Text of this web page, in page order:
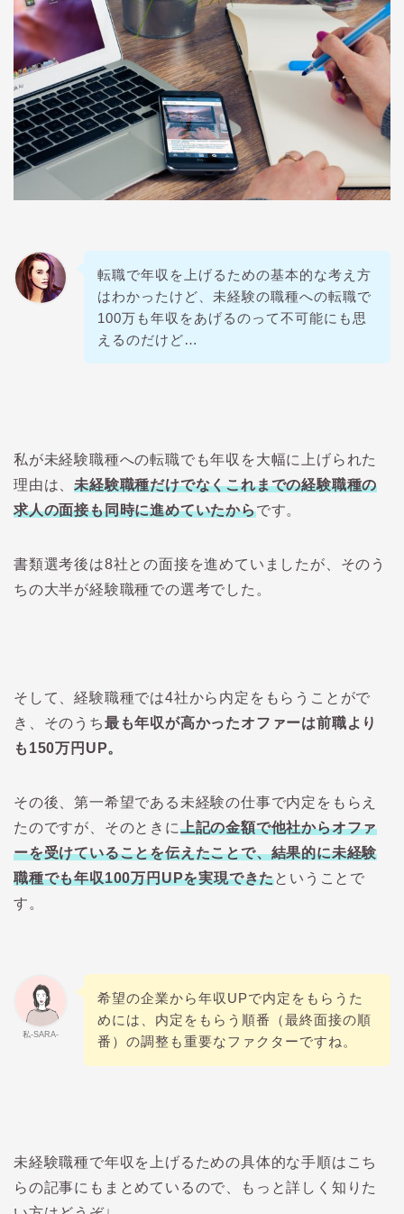
転職で年収を上げるための基本的な考え方
はわかったけど、未経験の職種への転職で
100万も年収をあげるのって不可能にも思
えるのだけど…
私が未経験職種への転職でも年収を大幅に上げられた
理由は、未経験職種だけでなくこれまでの経験職種の
求人の面接も同時に進めていたからです。
書類選考後は8社との面接を進めていましたが、そのう
ちの大半が経験職種での選考でした。
そして、経験職種では4社から内定をもらうことがで
き、そのうち最も年収が高かったオファーは前職より
も150万円UP。
その後、第一希望である未経験の仕事で内定をもらえ
たのですが、そのときに上記の金額で他社からオファ
ーを受けていることを伝えたことで、結果的に未経験
職種でも年収100万円UPを実現できたということで
す。
私-SARA-
希望の企業から年収UPで内定をもらうた
めには、内定をもらう順番（最終面接の順
番）の調整も重要なファクターですね。
未経験職種で年収を上げるための具体的な手順はこち
らの記事にもまとめているので、もっと詳しく知りた